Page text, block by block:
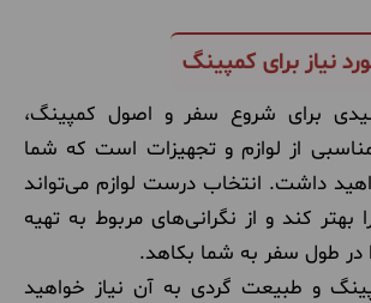
نیاز برای کمپینگ
برای شروع سفر و اصول کمپینگ،
از لوازم و تجهیزات است که شما
داشت. انتخاب درست لوازم می‌تواند
بهتر کند و از نگرانی‌های مربوط به تهیه
در طول سفر به شما بکاهد.
و طبیعت گردی به آن نیاز خواهید